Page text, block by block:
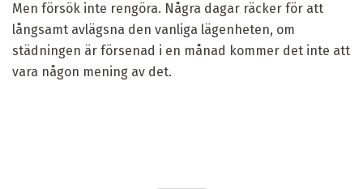
Men försök inte rengöra. Några dagar räcker för att
långsamt avlägsna den vanliga lägenheten, om
städningen är försenad i en månad kommer det inte att
vara någon mening av det.